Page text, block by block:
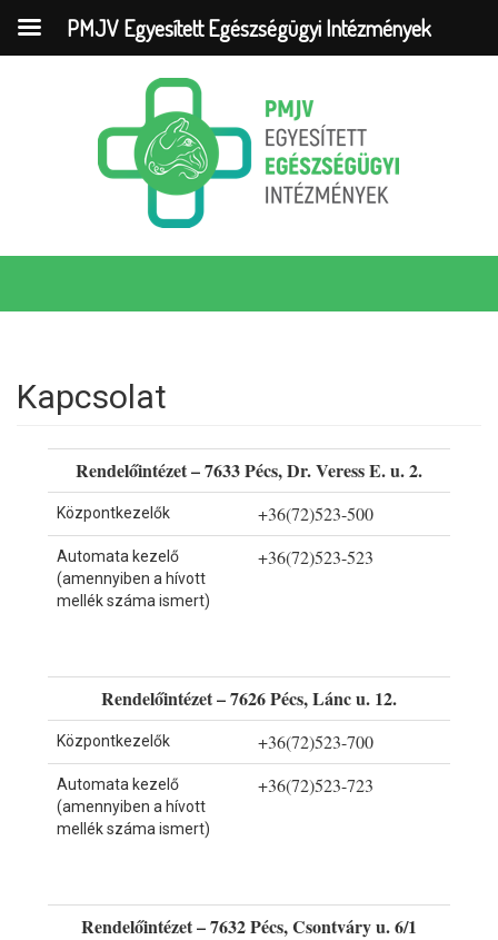
Kapcsolat
Rendelőintézet – 7633 Pécs, Dr. Veress E. u. 2.
Központkezelők +36(72)523-500
Automata kezelő
(amennyiben a hívott
mellék száma ismert)
+36(72)523-523
Rendelőintézet – 7626 Pécs, Lánc u. 12.
Központkezelők +36(72)523-700
Automata kezelő
(amennyiben a hívott
mellék száma ismert)
+36(72)523-723
Rendelőintézet – 7632 Pécs, Csontváry u. 6/1
PMJV Egyesített Egészségügyi Intézmények